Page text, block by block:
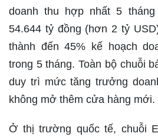
doanh thu hợp nhất 5
54.644 tỷ đồng (hơn 2 tỷ
thành đến 45% kế hoạch
trong 5 tháng. Toàn bộ chuỗi
duy trì mức tăng trưởng
không mở thêm cửa hàng mới.
Ở thị trường quốc tế, chuỗi